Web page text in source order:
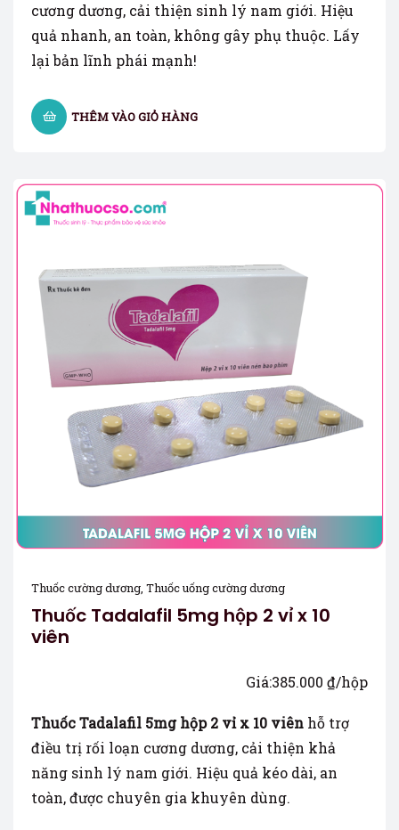
cương dương, cải thiện sinh lý nam giới. Hiệu
quả nhanh, an toàn, không gây phụ thuộc. Lấy
lại bản lĩnh phái mạnh!
THÊM VÀO GIỎ HÀNG
Thuốc cường dương, Thuốc uống cường dương
Thuốc Tadalafil 5mg hộp 2 vỉ x 10
viên
Giá:385.000 ₫/hộp
Thuốc Tadalafil 5mg hộp 2 vỉ x 10 viên hỗ trợ
điều trị rối loạn cương dương, cải thiện khả
năng sinh lý nam giới. Hiệu quả kéo dài, an
toàn, được chuyên gia khuyên dùng.